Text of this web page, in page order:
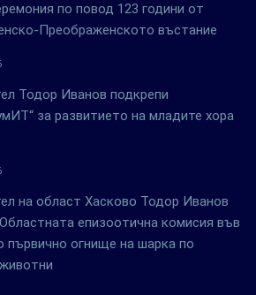
по повод 123 години от
Преображенското въстание
Тодор Иванов подкрепи
за развитието на младите хора
на област Хасково Тодор Иванов
епизоотична комисия във
първично огнище на шарка по